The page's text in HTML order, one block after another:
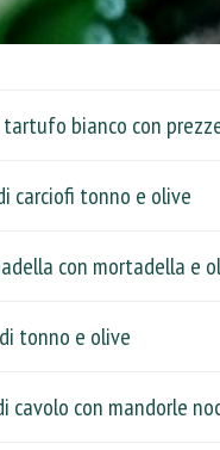
bianco con
carciofi tonno e olive
con mortadella e
tonno e olive
cavolo con mandorle